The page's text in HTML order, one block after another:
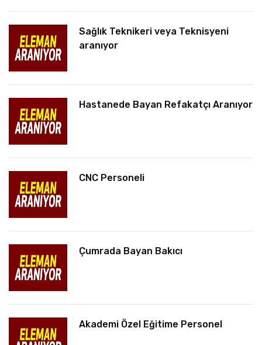
Sağlık Teknikeri veya Teknisyeni
aranıyor
Hastanede Bayan Refakatçı Aranıyor
CNC Personeli
Çumrada Bayan Bakıcı
Akademi Özel Eğitime Personel